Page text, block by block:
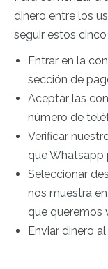
dinero entre los
seguir estos
Entrar en la
sección de
Aceptar las
número de
Verificar
que Whatsapp
Seleccionar
nos muestra
que queremos
Enviar dinero